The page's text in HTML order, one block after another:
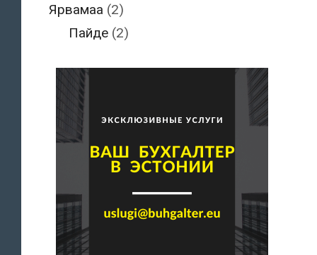
Ярвамаа (2)
Пайде (2)